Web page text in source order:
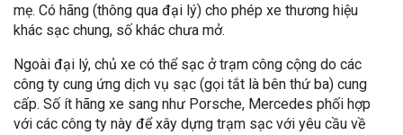
mẹ. Có hãng (thông qua đại lý) cho phép xe thương hiệu
khác sạc chung, số khác chưa mở.
Ngoài đại lý, chủ xe có thể sạc ở trạm công cộng do các
công ty cung ứng dịch vụ sạc (gọi tắt là bên thứ ba) cung
cấp. Số ít hãng xe sang như Porsche, Mercedes phối hợp
với các công ty này để xây dựng trạm sạc với yêu cầu về